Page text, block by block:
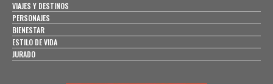
VIAJES Y DESTINOS
PERSONAJES
BIENESTAR
ESTILO DE VIDA
JURADO